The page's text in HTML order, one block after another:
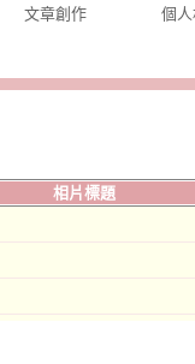
文章創作 個
相片標題